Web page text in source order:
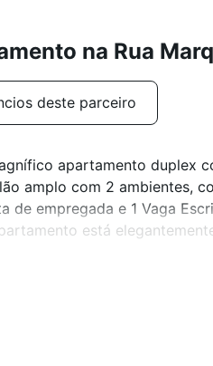
na Rua
deste parceiro
apartamento duplex
amplo com 2 ambientes,
de empregada e 1 Vaga
está
do Flamengo é conhecido
livre e pistas de corrida ao